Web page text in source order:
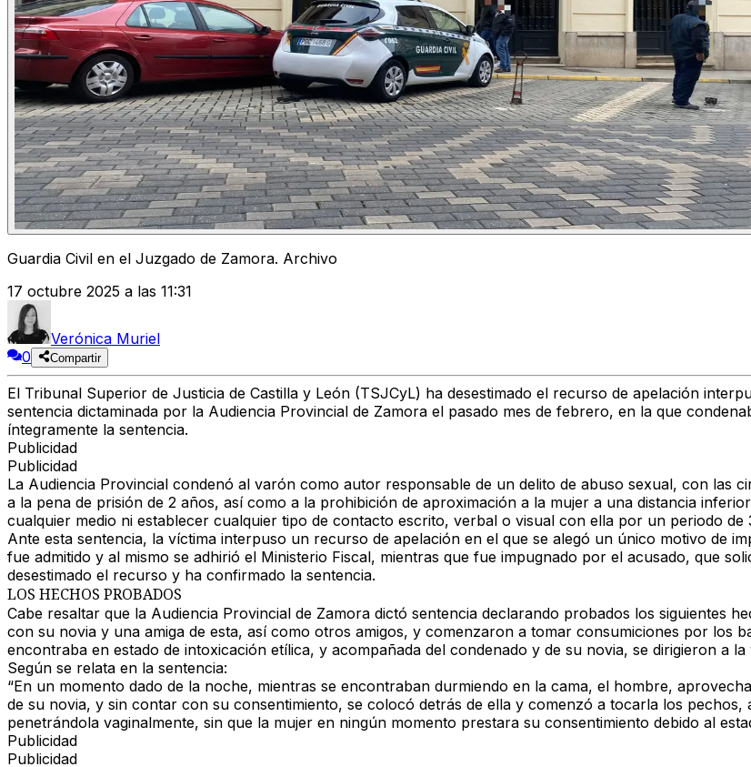
Guardia Civil en el Juzgado de Zamora. Archivo
17 octubre 2025 a las 11:31
Verónica Muriel
0
Compartir
El Tribunal Superior de Justicia de Castilla y León (TSJCyL) ha desestimado el recurso de apelación
sentencia dictaminada por la Audiencia Provincial de Zamora el pasado mes de febrero, en la que
íntegramente la sentencia.
Publicidad
Publicidad
La Audiencia Provincial condenó al varón como autor responsable de un delito de abuso sexual, con las
a la pena de prisión de 2 años, así como a la prohibición de aproximación a la mujer a una distancia
cualquier medio ni establecer cualquier tipo de contacto escrito, verbal o visual con ella por un periodo de
Ante esta sentencia, la víctima interpuso un recurso de apelación en el que se alegó un único motivo de
fue admitido y al mismo se adhirió el Ministerio Fiscal, mientras que fue impugnado por el acusado, que
desestimado el recurso y ha confirmado la sentencia.
LOS HECHOS PROBADOS
Cabe resaltar que la Audiencia Provincial de Zamora dictó sentencia declarando probados los siguientes
con su novia y una amiga de esta, así como otros amigos, y comenzaron a tomar consumiciones por los
encontraba en estado de intoxicación etílica, y acompañada del condenado y de su novia, se dirigieron a la
Según se relata en la sentencia:
“En un momento dado de la noche, mientras se encontraban durmiendo en la cama, el hombre,
de su novia, y sin contar con su consentimiento, se colocó detrás de ella y comenzó a tocarla los pechos,
penetrándola vaginalmente, sin que la mujer en ningún momento prestara su consentimiento debido al
Publicidad
Publicidad